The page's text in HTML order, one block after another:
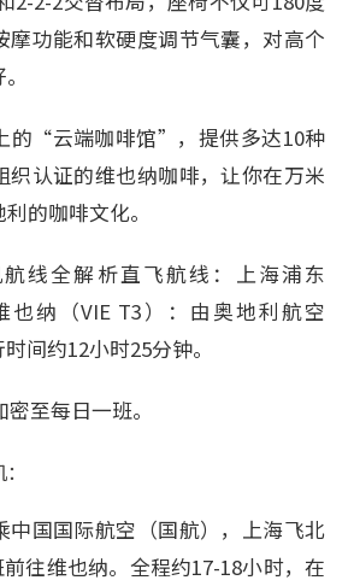
摩功能和软硬度调节气囊，对高个
的“云端咖啡馆”，提供多达10种
织认证的维也纳咖啡，让你在万米
的咖啡文化。
线全解析直飞航线：上海浦东
也纳（VIE T3）：由奥地利航空
间约12小时25分钟。
至每日一班。
中国国际航空（国航），上海飞北
往维也纳。全程约17-18小时，在